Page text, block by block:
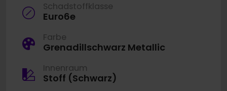
Schadstoffklasse
Euro6e
Farbe
Grenadillschwarz Metallic
Innenraum
Stoff (Schwarz)